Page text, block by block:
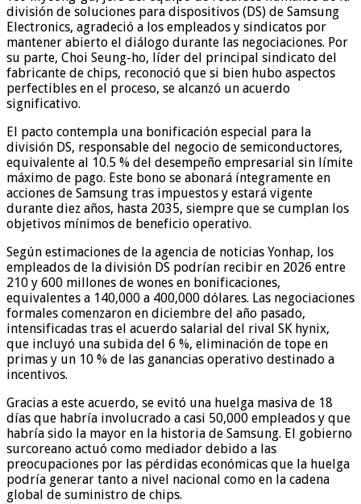
división de soluciones para dispositivos (DS) de Samsung
Electronics, agradeció a los empleados y sindicatos por
mantener abierto el diálogo durante las negociaciones. Por
su parte, Choi Seung-ho, líder del principal sindicato del
fabricante de chips, reconoció que si bien hubo aspectos
perfectibles en el proceso, se alcanzó un acuerdo
significativo.
El pacto contempla una bonificación especial para la
división DS, responsable del negocio de semiconductores,
equivalente al 10.5 % del desempeño empresarial sin límite
máximo de pago. Este bono se abonará íntegramente en
acciones de Samsung tras impuestos y estará vigente
durante diez años, hasta 2035, siempre que se cumplan los
objetivos mínimos de beneficio operativo.
Según estimaciones de la agencia de noticias Yonhap, los
empleados de la división DS podrían recibir en 2026 entre
210 y 600 millones de wones en bonificaciones,
equivalentes a 140,000 a 400,000 dólares. Las negociaciones
formales comenzaron en diciembre del año pasado,
intensificadas tras el acuerdo salarial del rival SK hynix,
que incluyó una subida del 6 %, eliminación de tope en
primas y un 10 % de las ganancias operativo destinado a
incentivos.
Gracias a este acuerdo, se evitó una huelga masiva de 18
días que habría involucrado a casi 50,000 empleados y que
habría sido la mayor en la historia de Samsung. El gobierno
surcoreano actuó como mediador debido a las
preocupaciones por las pérdidas económicas que la huelga
podría generar tanto a nivel nacional como en la cadena
global de suministro de chips.